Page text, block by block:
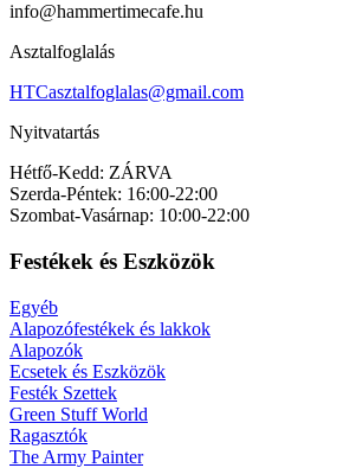
info@hammertimecafe.hu
Asztalfoglalás
HTCasztalfoglalas@gmail.com
Nyitvatartás
Hétfő-Kedd: ZÁRVA
Szerda-Péntek: 16:00-22:00
Szombat-Vasárnap: 10:00-22:00
Festékek és Eszközök
Egyéb
Alapozófestékek és lakkok
Alapozók
Ecsetek és Eszközök
Festék Szettek
Green Stuff World
Ragasztók
The Army Painter